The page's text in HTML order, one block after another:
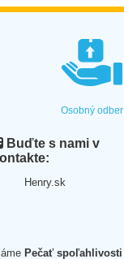
Osobný odber
Buďte s nami v
Henry.sk
Pečať spoľahlivosti